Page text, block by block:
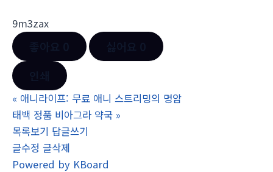
9m3zax
« 애니라이프: 무료 애니 스트리밍의 명암
태백 정품 비아그라 약국 »
목록보기 답글쓰기
글수정 글삭제
Powered by KBoard